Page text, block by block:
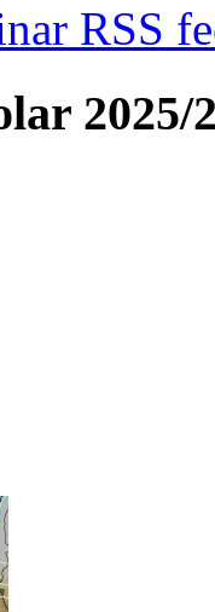
RSS
2025/
11.º e 12.º anos;